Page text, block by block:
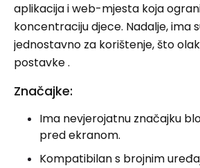
aplikacija i web-mjesta koja
koncentraciju djece. Nadalje, ima
jednostavno za korištenje, što
postavke .
Značajke:
Ima nevjerojatnu značajku
pred ekranom.
Kompatibilan s brojnim